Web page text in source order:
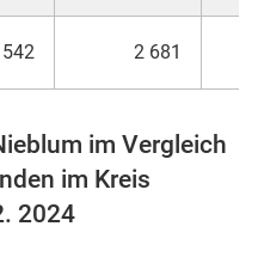
542 2 681
im Vergleich
im Kreis
2024